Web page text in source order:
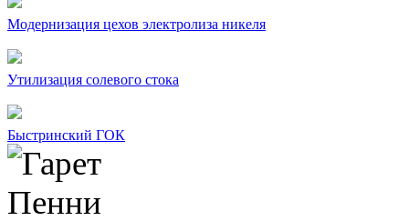
Модернизация цехов электролиза никеля
Утилизация солевого стока
Быстринский ГОК